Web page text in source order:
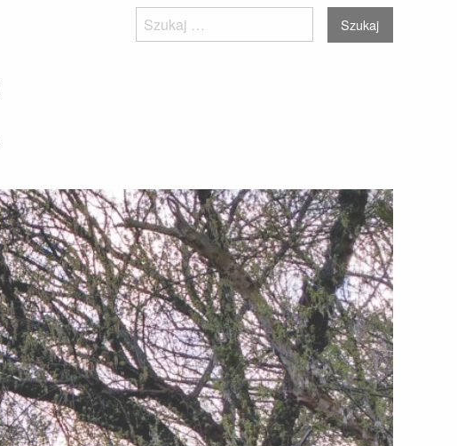
Szukaj